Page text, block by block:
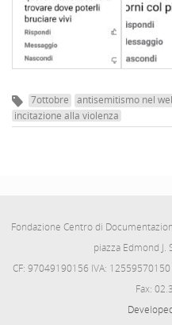
7ottobre antisemitismo nel
incitazione alla violenza
Fondazione Centro di
piazza Edmond
CF: 97049190156 IVA:
Fax: